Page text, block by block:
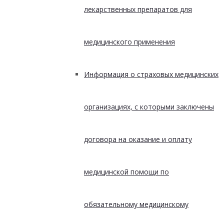
лекарственных препаратов для
медицинского применения
Информация о страховых медицинских
организациях, с которыми заключены
договора на оказание и оплату
медицинской помощи по
обязательному медицинскому